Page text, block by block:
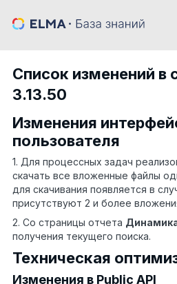
Список изменений в
3.13.50
Изменения
пользователя
1. Для процессных задач
скачать все вложенные файлы
для скачивания появляется в
присутствуют 2 и более
2. Со страницы отчета
получения текущего поиска.
Техническая
Изменения в Public API